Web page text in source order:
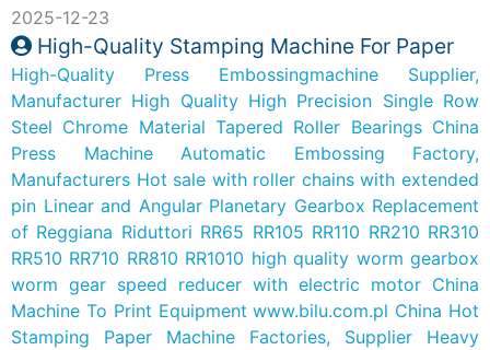
2025-12-23
High-Quality Stamping Machine For Paper
High-Quality Press Embossingmachine Supplier,
Manufacturer High Quality High Precision Single Row
Steel Chrome Material Tapered Roller Bearings China
Press Machine Automatic Embossing Factory,
Manufacturers Hot sale with roller chains with extended
pin Linear and Angular Planetary Gearbox Replacement
of Reggiana Riduttori RR65 RR105 RR110 RR210 RR310
RR510 RR710 RR810 RR1010 high quality worm gearbox
worm gear speed reducer with electric motor China
Machine To Print Equipment www.bilu.com.pl China Hot
Stamping Paper Machine Factories, Supplier
Heavy